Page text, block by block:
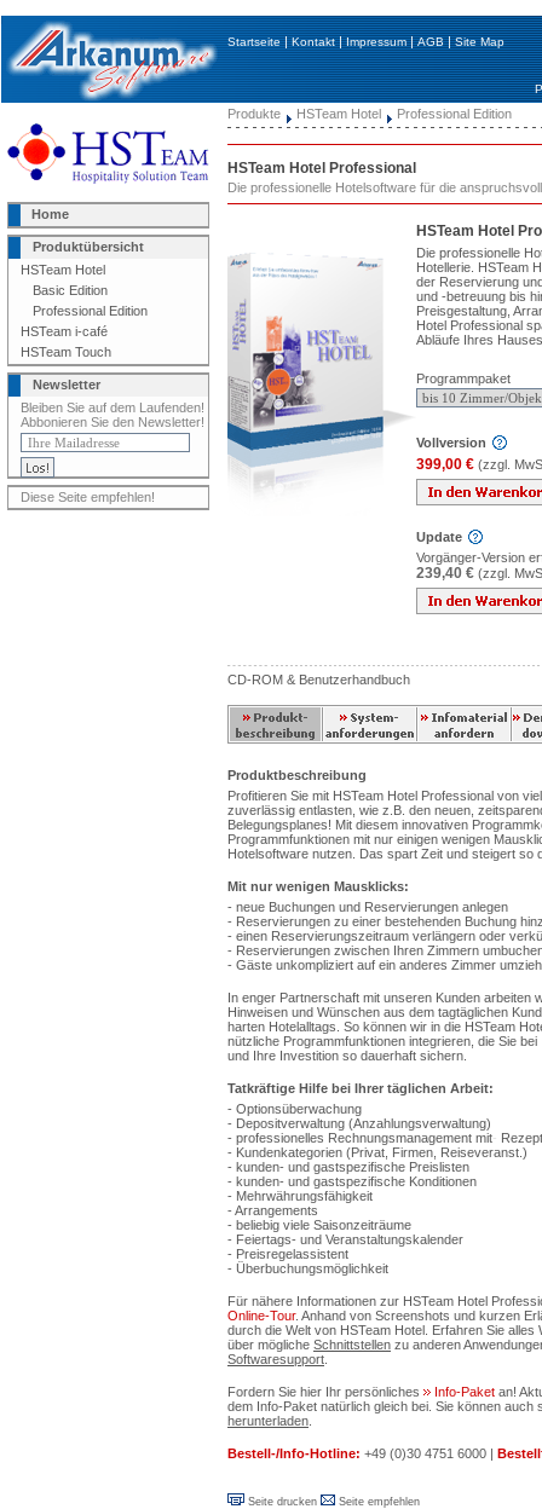
Startseite|Kontakt|Impressum|AGB|Site Map
Home
Produktübersicht
HSTeam Hotel
Basic Edition
Professional Edition
HSTeam i-café
HSTeam Touch
Newsletter
Bleiben Sie auf dem Laufenden!
Abbonieren Sie den Newsletter!
Diese Seite empfehlen!
Produkte HSTeam Hotel Professional Edition
HSTeam Hotel Professional
Die professionelle Hotelsoftware für die
HSTeam Hotel
Die professionelle
Hotellerie. HSTeam
der Reservierung
und -betreuung bis
Preisgestaltung,
Hotel Professional
Abläufe Ihres
Programmpaket
Vollversion
399,00 € (zzgl.
Update
Vorgänger-Version
239,40 € (zzgl.
CD-ROM & Benutzerhandbuch
Produktbeschreibung
Profitieren Sie mit HSTeam Hotel Professional von
zuverlässig entlasten, wie z.B. den neuen,
Belegungsplanes! Mit diesem innovativen
Programmfunktionen mit nur einigen wenigen
Hotelsoftware nutzen. Das spart Zeit und steigert so
Mit nur wenigen Mausklicks:
- neue Buchungen und Reservierungen anlegen
- Reservierungen zu einer bestehenden Buchung
- einen Reservierungszeitraum verlängern oder
- Reservierungen zwischen Ihren Zimmern
- Gäste unkompliziert auf ein anderes Zimmer
In enger Partnerschaft mit unseren Kunden arbeiten
Hinweisen und Wünschen aus dem tagtäglichen
harten Hotelalltags. So können wir in die HSTeam
nützliche Programmfunktionen integrieren, die Sie
und Ihre Investition so dauerhaft sichern.
Tatkräftige Hilfe bei Ihrer täglichen Arbeit:
- Optionsüberwachung
- Depositverwaltung (Anzahlungsverwaltung)
- professionelles Rechnungsmanagement mit-
- Kundenkategorien (Privat, Firmen, Reiseveranst.)
- kunden- und gastspezifische Preislisten
- kunden- und gastspezifische Konditionen
- Mehrwährungsfähigkeit
- Arrangements
- beliebig viele Saisonzeiträume
- Feiertags- und Veranstaltungskalender
- Preisregelassistent
- Überbuchungsmöglichkeit
Für nähere Informationen zur HSTeam Hotel
Online-Tour. Anhand von Screenshots und kurzen
durch die Welt von HSTeam Hotel. Erfahren Sie
über mögliche Schnittstellen zu anderen
Softwaresupport
Fordern Sie hier Ihr persönliches Info-Paket an!
dem Info-Paket natürlich gleich bei. Sie können auch
herunterladen
Bestell-/Info-Hotline: +49 (0)30 4751 6000 |
Seite drucken Seite empfehlen